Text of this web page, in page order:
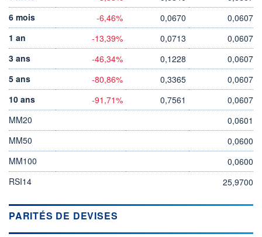
6 mois
-6,46% 0,0670
0,0607
1 an
-13,39% 0,0713
0,0607
3 ans
-46,34% 0,1228
0,0607
5 ans
-80,86% 0,3365
0,0607
10 ans
-91,71% 0,7561
0,0607
MM20
0,0601
MM50
0,0600
MM100
0,0600
RSI14
25,9700
PARITÉS DE DEVISES